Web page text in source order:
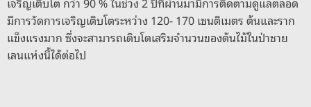
มีการวัดการเจริญเติบโตระหว่าง 120- 170 เซนติเมตร ต้นและราก
แข็งแรงมาก ซึ่งจะสามารถเติบโตเสริมจำนวนของต้นไม้ในป่าชาย
เลนแห่งนี้ได้ต่อไป